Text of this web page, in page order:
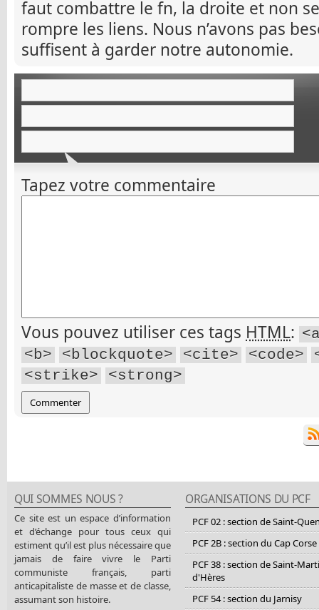
faut combattre le fn, la droite et non
rompre les liens. Nous n’avons pas
suffisent à garder notre autonomie.
Tapez votre commentaire
Vous pouvez utiliser ces tags HTML:
<b>
<blockquote> <cite> <code>
<strike>
<strong>
QUI SOMMES NOUS ?
Ce site est un espace d’information
et d’échange pour tous ceux qui
estiment qu’il est plus nécessaire que
jamais de faire vivre le Parti
communiste français, parti
anticapitaliste de masse et de classe,
assumant son histoire.
ORGANISATIONS DU PCF
PCF 02 : section de Saint-
PCF 2B : section du Cap Corse
PCF 38 : section de Saint-
d'Hères
PCF 54 : section du Jarnisy